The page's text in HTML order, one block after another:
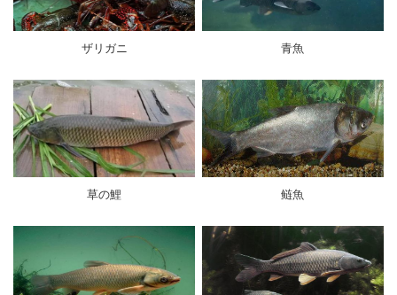
ザリガニ 青魚
草の鯉 鲢魚